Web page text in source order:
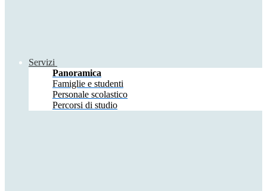
Servizi
Panoramica
Famiglie e studenti
Personale scolastico
Percorsi di studio